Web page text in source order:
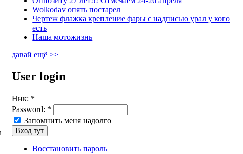
Wolkodav опять постарел
Чертеж флажка крепление фары с надписью урал у кого
есть
Наша мотожизнь
давай ещё >>
User login
Ник: *
Password: *
Запомнить меня надолго
Восстановить пароль